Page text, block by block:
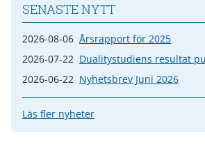
SENASTE NYTT
2026-08-06 Årsrapport för 2025
2026-07-22 Dualitystudiens resultat
2026-06-22 Nyhetsbrev Juni 2026
Läs fler nyheter